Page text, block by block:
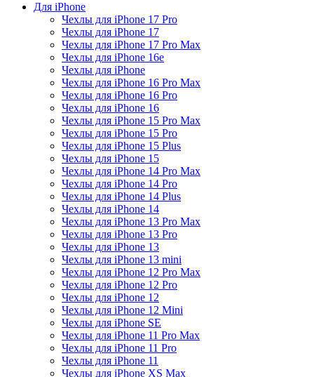
Для iPhone
Чехлы для iPhone 17 Pro
Чехлы для iPhone 17
Чехлы для iPhone 17 Pro Max
Чехлы для iPhone 16e
Чехлы для iPhone
Чехлы для iPhone 16 Pro Max
Чехлы для iPhone 16 Pro
Чехлы для iPhone 16
Чехлы для iPhone 15 Pro Max
Чехлы для iPhone 15 Pro
Чехлы для iPhone 15 Plus
Чехлы для iPhone 15
Чехлы для iPhone 14 Pro Max
Чехлы для iPhone 14 Pro
Чехлы для iPhone 14 Plus
Чехлы для iPhone 14
Чехлы для iPhone 13 Pro Max
Чехлы для iPhone 13 Pro
Чехлы для iPhone 13
Чехлы для iPhone 13 mini
Чехлы для iPhone 12 Pro Max
Чехлы для iPhone 12 Pro
Чехлы для iPhone 12
Чехлы для iPhone 12 Mini
Чехлы для iPhone SE
Чехлы для iPhone 11 Pro Max
Чехлы для iPhone 11 Pro
Чехлы для iPhone 11
Чехлы для iPhone XS Max